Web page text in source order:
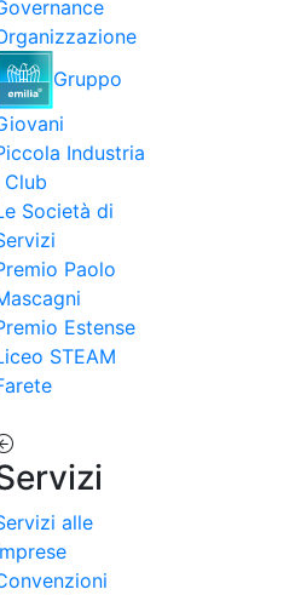
Gruppo
Industria
Club
Società di
Paolo
Estense
STEAM
alle